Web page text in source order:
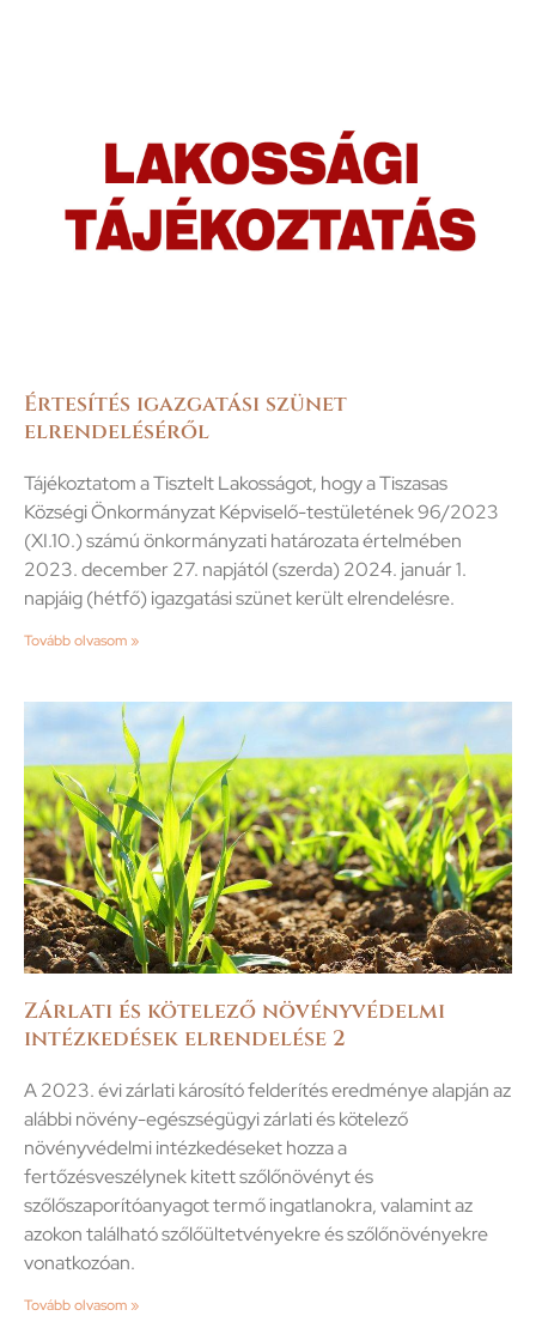
Értesítés igazgatási szünet
elrendeléséről
Tájékoztatom a Tisztelt Lakosságot, hogy a Tiszasas
Községi Önkormányzat Képviselő-testületének 96/2023
(XI.10.) számú önkormányzati határozata értelmében
2023. december 27. napjától (szerda) 2024. január 1.
napjáig (hétfő) igazgatási szünet került elrendelésre.
Tovább olvasom »
Zárlati és kötelező növényvédelmi
intézkedések elrendelése 2
A 2023. évi zárlati károsító felderítés eredménye alapján az
alábbi növény-egészségügyi zárlati és kötelező
növényvédelmi intézkedéseket hozza a
fertőzésveszélynek kitett szőlőnövényt és
szőlőszaporítóanyagot termő ingatlanokra, valamint az
azokon található szőlőültetvényekre és szőlőnövényekre
vonatkozóan.
Tovább olvasom »